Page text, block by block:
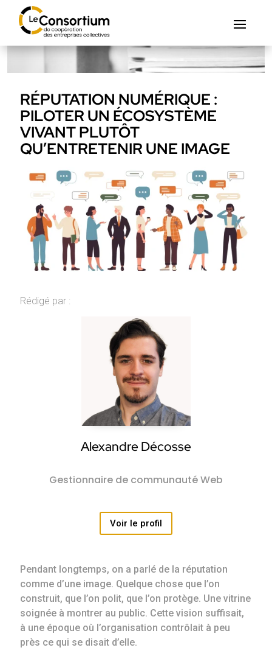
RÉPUTATION NUMÉRIQUE :
PILOTER UN ÉCOSYSTÈME
VIVANT PLUTÔT
QU’ENTRETENIR UNE IMAGE
Rédigé par :
Alexandre Décosse
Gestionnaire de communauté Web
Voir le profil
Pendant longtemps, on a parlé de la réputation
comme d’une image. Quelque chose que l’on
construit, que l’on polit, que l’on protège. Une vitrine
soignée à montrer au public. Cette vision suffisait,
à une époque où l’organisation contrôlait à peu
près ce qui se disait d’elle.